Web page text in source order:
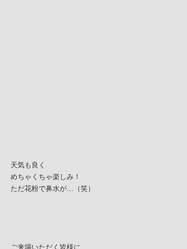
天気も良く
めちゃくちゃ楽しみ！
ただ花粉で鼻水が…（笑）